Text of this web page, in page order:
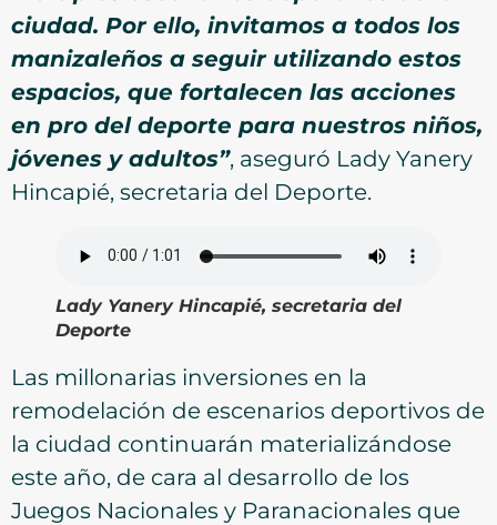
ciudad. Por ello, invitamos a todos los
manizaleños a seguir utilizando estos
espacios, que fortalecen las acciones
en pro del deporte para nuestros niños,
jóvenes y adultos”, aseguró Lady Yanery
Hincapié, secretaria del Deporte.
Lady Yanery Hincapié, secretaria del
Deporte
Las millonarias inversiones en la
remodelación de escenarios deportivos de
la ciudad continuarán materializándose
este año, de cara al desarrollo de los
Juegos Nacionales y Paranacionales que